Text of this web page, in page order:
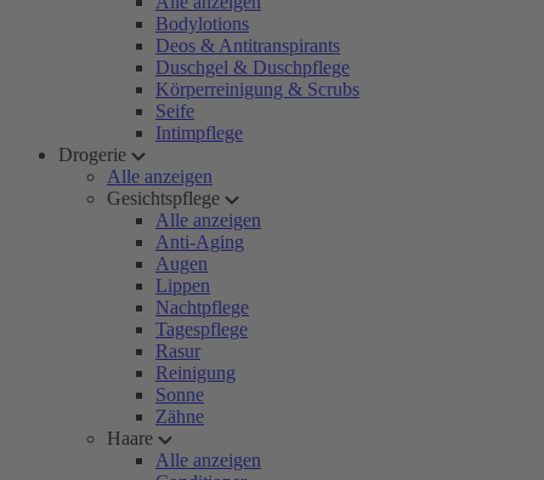
Bodylotions
Deos & Antitranspirants
Duschgel & Duschpflege
Körperreinigung & Scrubs
Seife
Intimpflege
Drogerie
Alle anzeigen
Gesichtspflege
Alle anzeigen
Anti-Aging
Augen
Lippen
Nachtpflege
Tagespflege
Rasur
Reinigung
Sonne
Zähne
Haare
Alle anzeigen